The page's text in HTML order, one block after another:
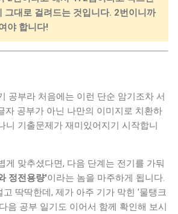
그대로 걸려드는 것입니다. 2번이니까
야 합니다!
공부라 처음에는 이런 단순 암기조차 서
자 공부가 아닌 나만의 이미지로 치환하
니 기출문제가 재미있어지기 시작합니
게 맞추셨다면, 다음 단계는 전기를 가둬
정전용량'이라는 놈을 마주하게 됩니다.
딱딱한데, 제가 아주 기가 막힌 '물탱크
음 공부 일기도 이어서 함께 확인해 보시